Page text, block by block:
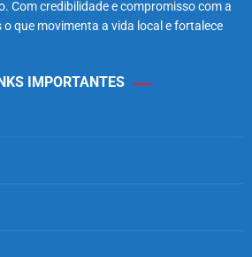
Com credibilidade e compromisso com a
que movimenta a vida local e fortalece
IMPORTANTES